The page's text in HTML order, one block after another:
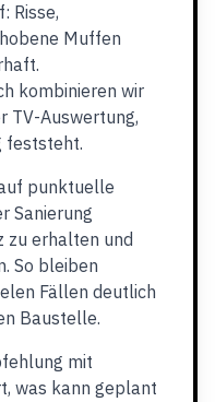
Risse,
Muffen
kombinieren wir
TV-Auswertung,
feststeht.
punktuelle
Sanierung
zu erhalten und
So bleiben
Fällen deutlich
Baustelle.
mit
was kann geplant